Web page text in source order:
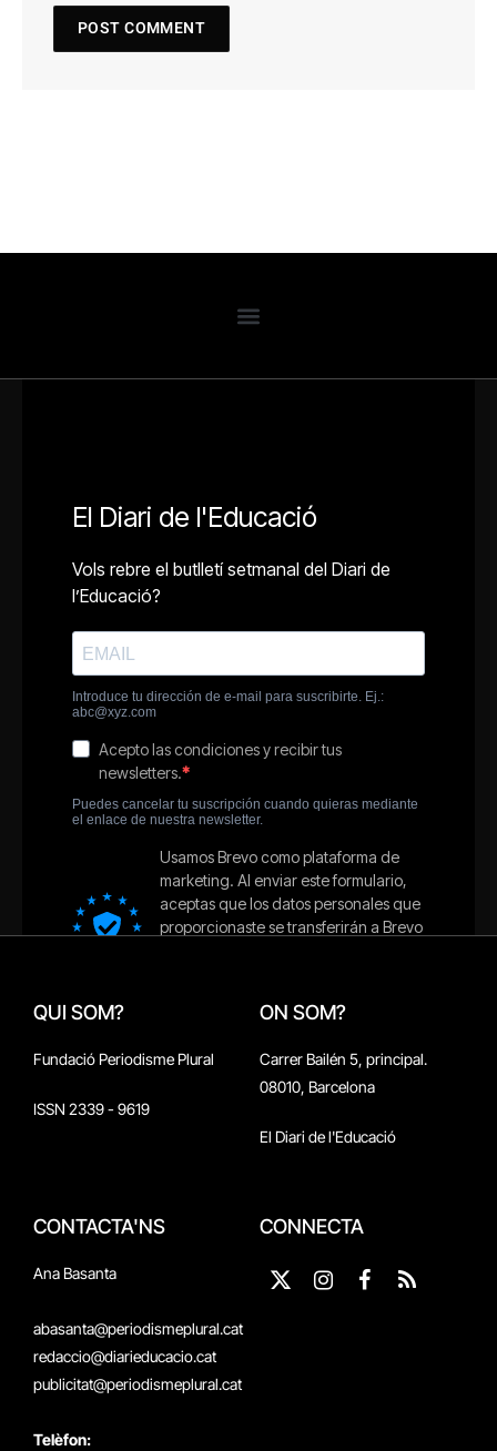
QUI SOM?
Fundació Periodisme Plural
ISSN 2339 - 9619
ON SOM?
Carrer Bailén 5, principal.
08010, Barcelona
El Diari de l'Educació
CONTACTA'NS
Ana Basanta
abasanta@periodismeplural.cat
redaccio@diarieducacio.cat
publicitat@periodismeplural.cat
Telèfon:
CONNECTA
X
Instagram
Facebook
RSS